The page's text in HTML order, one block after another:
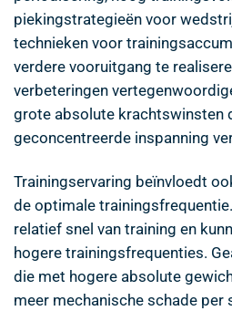
piekingstrategieën voor
technieken voor
verdere vooruitgang te
verbeteringen
grote absolute krachtswinsten
geconcentreerde inspanning
Trainingservaring beïnvloedt
de optimale
relatief snel van training en
hogere trainingsfrequenties.
die met hogere absolute
meer mechanische schade per